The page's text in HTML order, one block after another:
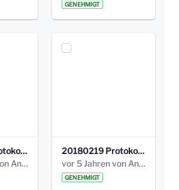
GENEHMIGT
20190128 Protokoll der Projektgruppe Olgäle.pdf
vor 5 Jahren von Anni Schlumberger
20180219 Protokoll der Projektgruppe Olgaele2012.pdf
vor 5 Jahren von Anni Schlumberger
GENEHMIGT